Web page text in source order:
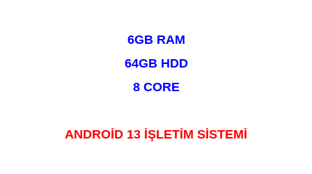
6GB RAM
64GB HDD
8 CORE
ANDROİD 13 İŞLETİM SİSTEMİ